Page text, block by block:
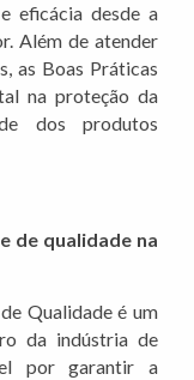
eficácia desde a
Além de atender
as Boas Práticas
na proteção da
dos produtos
de qualidade na
Qualidade é um
da indústria de
por garantir a